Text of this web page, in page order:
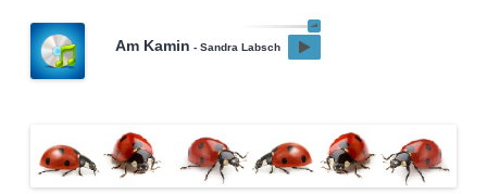
Am Kamin - Sandra Labsch